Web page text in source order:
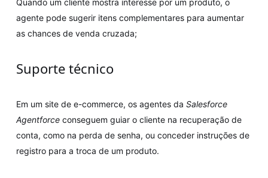
agente pode sugerir itens complementares para aumentar
as chances de venda cruzada;
Suporte técnico
Em um site de e-commerce, os agentes da Salesforce
Agentforceconseguem guiar o cliente na recuperação de
conta, como na perda de senha, ou conceder instruções de
registro para a troca de um produto.